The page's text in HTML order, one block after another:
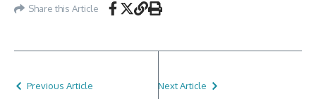
Share this Article
Previous Article Next Article